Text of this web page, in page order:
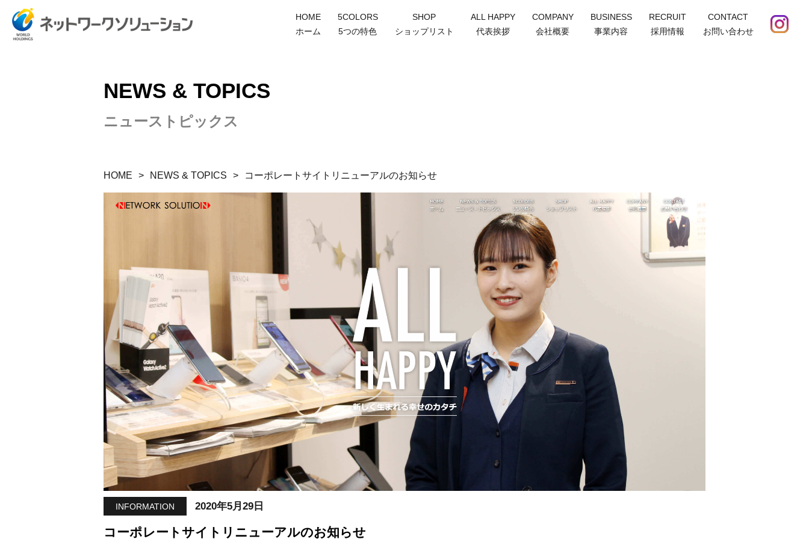
HOME
ホーム
5COLORS
5つの特色
SHOP
ショップリスト
ALL HAPPY
代表挨拶
COMPANY
会社概要
BUSINESS
事業内容
RECRUIT
採用情報
CONTACT
お問い合わせ
NEWS & TOPICS
ニューストピックス
HOME NEWS & TOPICS コーポレートサイトリニューアルのお知らせ
INFORMATION 2020年5月29日
コーポレートサイトリニューアルのお知らせ